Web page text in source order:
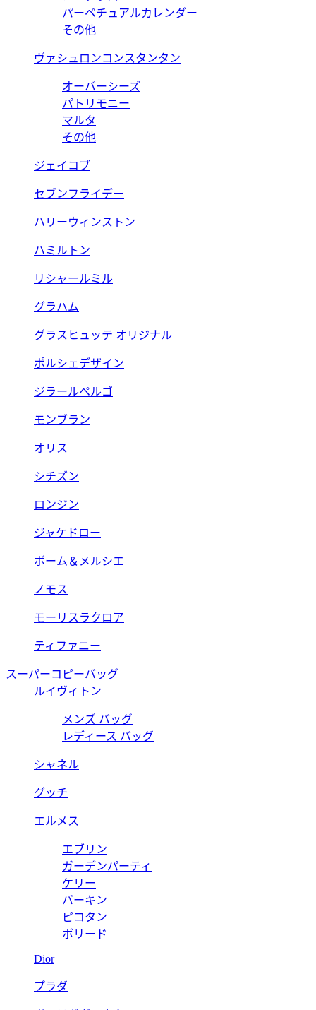
パーペチュアルカレンダー
その他
ヴァシュロンコンスタンタン
オーバーシーズ
パトリモニー
マルタ
その他
ジェイコブ
セブンフライデー
ハリーウィンストン
ハミルトン
リシャールミル
グラハム
グラスヒュッテ オリジナル
ポルシェデザイン
ジラールペルゴ
モンブラン
オリス
シチズン
ロンジン
ジャケドロー
ボーム＆メルシエ
ノモス
モーリスラクロア
ティファニー
スーパーコピーバッグ
ルイヴィトン
メンズ バッグ
レディース バッグ
シャネル
グッチ
エルメス
エブリン
ガーデンパーティ
ケリー
バーキン
ピコタン
ボリード
Dior
プラダ